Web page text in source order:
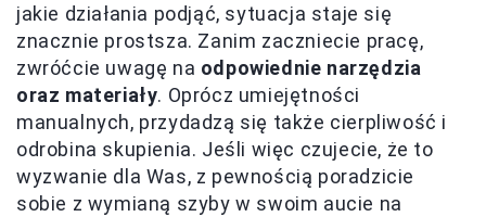
jakie działania podjąć, sytuacja staje się
znacznie prostsza. Zanim zaczniecie pracę,
zwróćcie uwagę na odpowiednie narzędzia
oraz materiały. Oprócz umiejętności
manualnych, przydadzą się także cierpliwość i
odrobina skupienia. Jeśli więc czujecie, że to
wyzwanie dla Was, z pewnością poradzicie
sobie z wymianą szyby w swoim aucie na